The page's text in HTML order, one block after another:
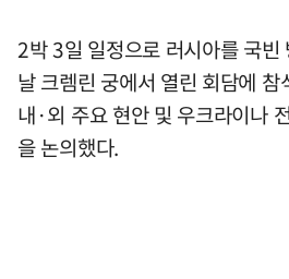
2박 3일 일정으로 러시아를 국빈
날 크렘린 궁에서 열린 회담에
내·외 주요 현안 및 우크라이나
을 논의했다.